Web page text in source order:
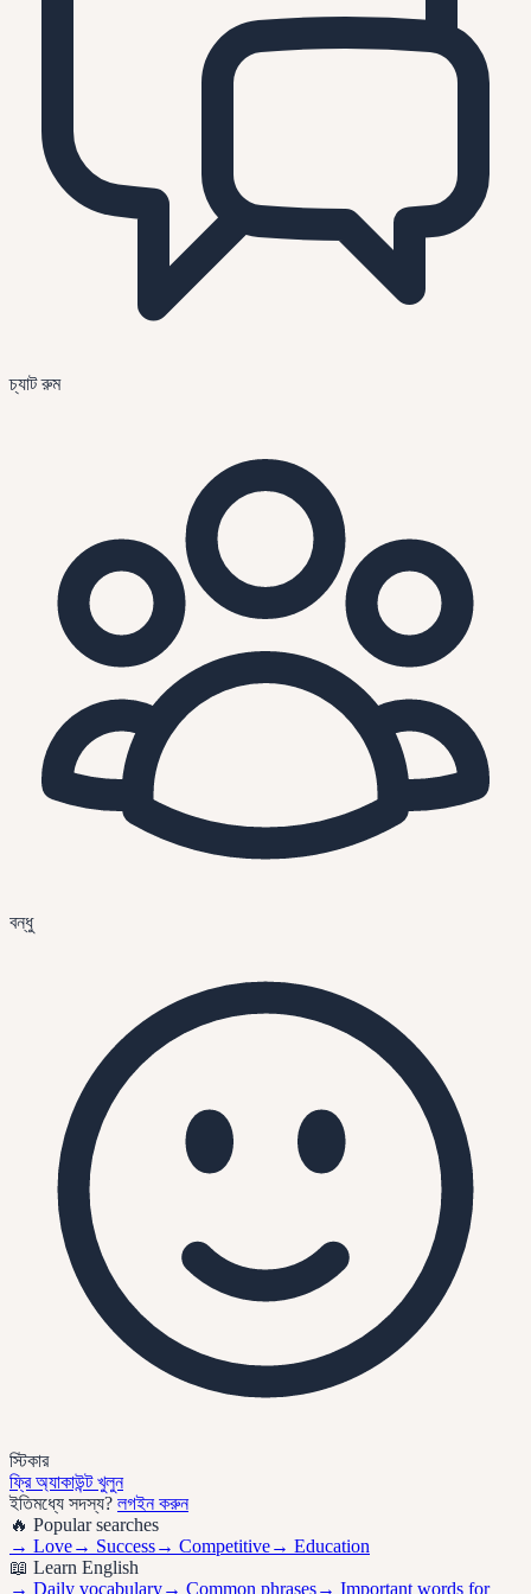
চ্যাট রুম
বন্ধু
স্টিকার
ফ্রি অ্যাকাউন্ট খুলুন
ইতিমধ্যে সদস্য? লগইন করুন
🔥 Popular searches
→ Love→ Success→ Competitive→ Education
📖 Learn English
→ Daily vocabulary→ Common phrases→ Important words for